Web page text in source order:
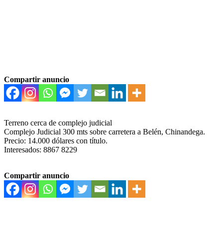
Compartir anuncio
Terreno cerca de complejo judicial
Complejo Judicial 300 mts sobre carretera a Belén, Chinandega.
Precio: 14.000 dólares con título.
Interesados: 8867 8229
Compartir anuncio